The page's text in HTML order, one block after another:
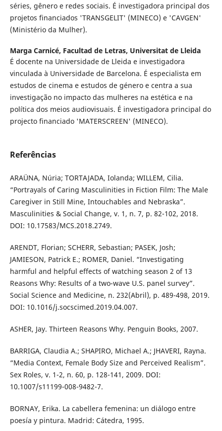
séries, gênero e redes sociais. É investigadora principal dos
projetos financiados 'TRANSGELIT' (MINECO) e 'CAVGEN'
(Ministério da Mulher).
Marga Carnicé, Facultad de Letras, Universitat de Lleida
É docente na Universidade de Lleida e investigadora
vinculada à Universidade de Barcelona. É especialista em
estudos de cinema e estudos de género e centra a sua
investigação no impacto das mulheres na estética e na
política dos meios audiovisuais. É investigadora principal do
projecto financiado 'MATERSCREEN' (MINECO).
Referências
ARAÜNA, Núria; TORTAJADA, Iolanda; WILLEM, Cilia.
“Portrayals of Caring Masculinities in Fiction Film: The Male
Caregiver in Still Mine, Intouchables and Nebraska”.
Masculinities & Social Change, v. 1, n. 7, p. 82-102, 2018.
DOI: 10.17583/MCS.2018.2749.
ARENDT, Florian; SCHERR, Sebastian; PASEK, Josh;
JAMIESON, Patrick E.; ROMER, Daniel. “Investigating
harmful and helpful effects of watching season 2 of 13
Reasons Why: Results of a two-wave U.S. panel survey”.
Social Science and Medicine, n. 232(Abril), p. 489-498, 2019.
DOI: 10.1016/j.socscimed.2019.04.007.
ASHER, Jay. Thirteen Reasons Why. Penguin Books, 2007.
BARRIGA, Claudia A.; SHAPIRO, Michael A.; JHAVERI, Rayna.
“Media Context, Female Body Size and Perceived Realism”.
Sex Roles, v. 1-2, n. 60, p. 128-141, 2009. DOI:
10.1007/s11199-008-9482-7.
BORNAY, Erika. La cabellera femenina: un diálogo entre
poesía y pintura. Madrid: Cátedra, 1995.